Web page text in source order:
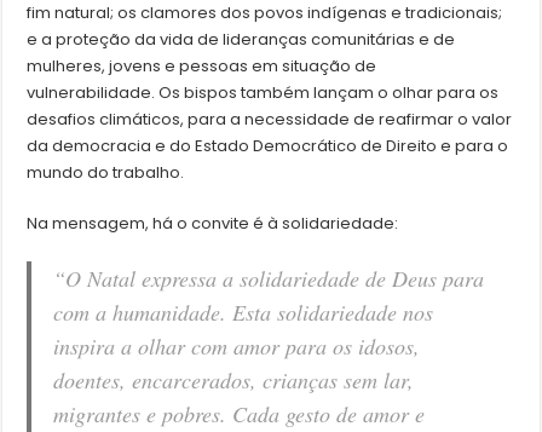
fim natural; os clamores dos povos indígenas e tradicionais;
e a proteção da vida de lideranças comunitárias e de
mulheres, jovens e pessoas em situação de
vulnerabilidade. Os bispos também lançam o olhar para os
desafios climáticos, para a necessidade de reafirmar o valor
da democracia e do Estado Democrático de Direito e para o
mundo do trabalho.
Na mensagem, há o convite é à solidariedade:
“O Natal expressa a solidariedade de Deus para
com a humanidade. Esta solidariedade nos
inspira a olhar com amor para os idosos,
doentes, encarcerados, crianças sem lar,
migrantes e pobres. Cada gesto de amor e